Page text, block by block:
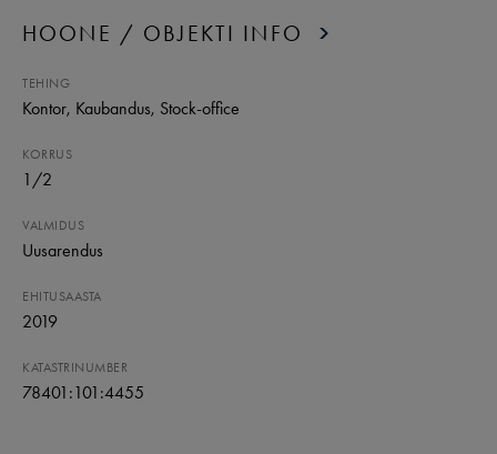
HOONE / OBJEKTI INFO
TEHING
Kontor, Kaubandus, Stock-office
KORRUS
1/2
VALMIDUS
Uusarendus
EHITUSAASTA
2019
KATASTRINUMBER
78401:101:4455